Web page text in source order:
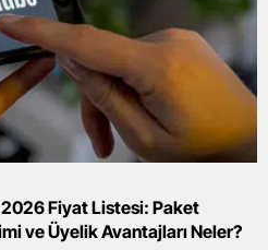
Fiyat Listesi: Paket
ve Üyelik Avantajları Neler?